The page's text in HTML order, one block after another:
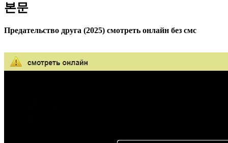
본문
Предательство друга (2025) смотреть онлайн без смс